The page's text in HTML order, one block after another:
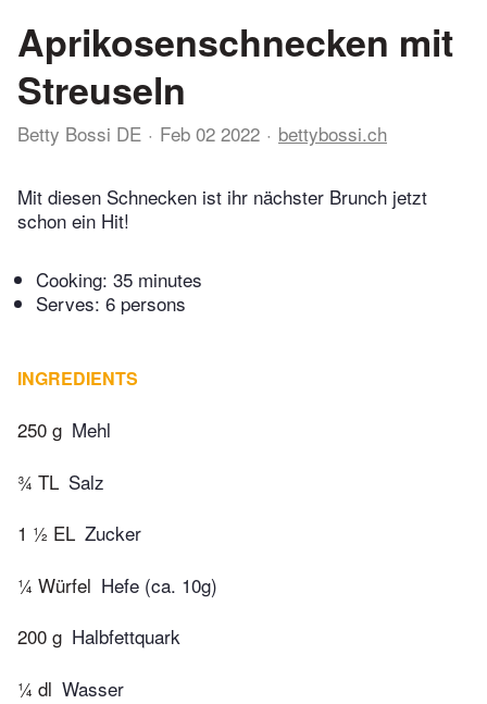
Aprikosenschnecken mit
Streuseln
Betty Bossi DE Feb 02 2022 bettybossi.ch
Mit diesen Schnecken ist ihr nächster Brunch jetzt
schon ein Hit!
Cooking: 35 minutes
Serves: 6 persons
INGREDIENTS
250 g Mehl
¾ TL Salz
1 ½ EL Zucker
¼ Würfel Hefe (ca. 10g)
200 g Halbfettquark
¼ dl Wasser